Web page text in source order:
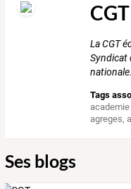
La CGT
Syndicat
nationale.
Tags
agreges,
Ses blogs